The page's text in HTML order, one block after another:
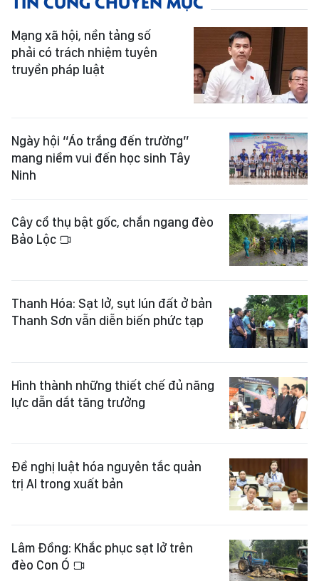
Mạng xã hội, nền tảng số
phải có trách nhiệm tuyên
truyền pháp luật
Ngày hội “Áo trắng đến trường”
mang niềm vui đến học sinh Tây
Ninh
Cây cổ thụ bật gốc, chắn ngang đèo
Bảo Lộc
Thanh Hóa: Sạt lở, sụt lún đất ở bản
Thanh Sơn vẫn diễn biến phức tạp
Hình thành những thiết chế đủ năng
lực dẫn dắt tăng trưởng
Đề nghị luật hóa nguyên tắc quản
trị AI trong xuất bản
Lâm Đồng: Khắc phục sạt lở trên
đèo Con Ó